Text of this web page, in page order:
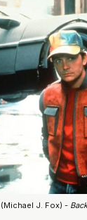
(Michael J. Fox) -